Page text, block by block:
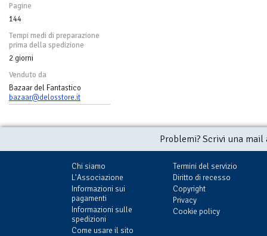
Pagine
144
Tempi medi di preparazione
prima della spedizione
2 giorni
Venduto da
Bazaar del Fantastico
bazaar@delosstore.it
Problemi? Scrivi una
Chi siamo
L'Associazione
Informazioni sui
pagamenti
Informazioni sulle
spedizioni
Come usare il sito
Termini del servizio
Diritto di recesso
Copyright
Privacy
Cookie policy